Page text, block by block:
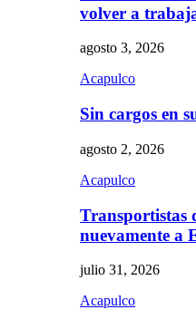
volver a
agosto 3, 2026
Acapulco
Sin cargos en
agosto 2, 2026
Acapulco
Transportistas
nuevamente a
julio 31, 2026
Acapulco